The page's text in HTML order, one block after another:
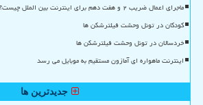
ماجرای اعمال ضریب ۲ و هفت دهم برای اینترنت بین الملل چیست؟
کودکان در تونل وحشت فیلترشکن ها
خردسالان در تونل وحشت فیلترشکن ها
اینترنت ماهواره ای آمازون مستقیم به موبایل می رسد
جدیدترین ها